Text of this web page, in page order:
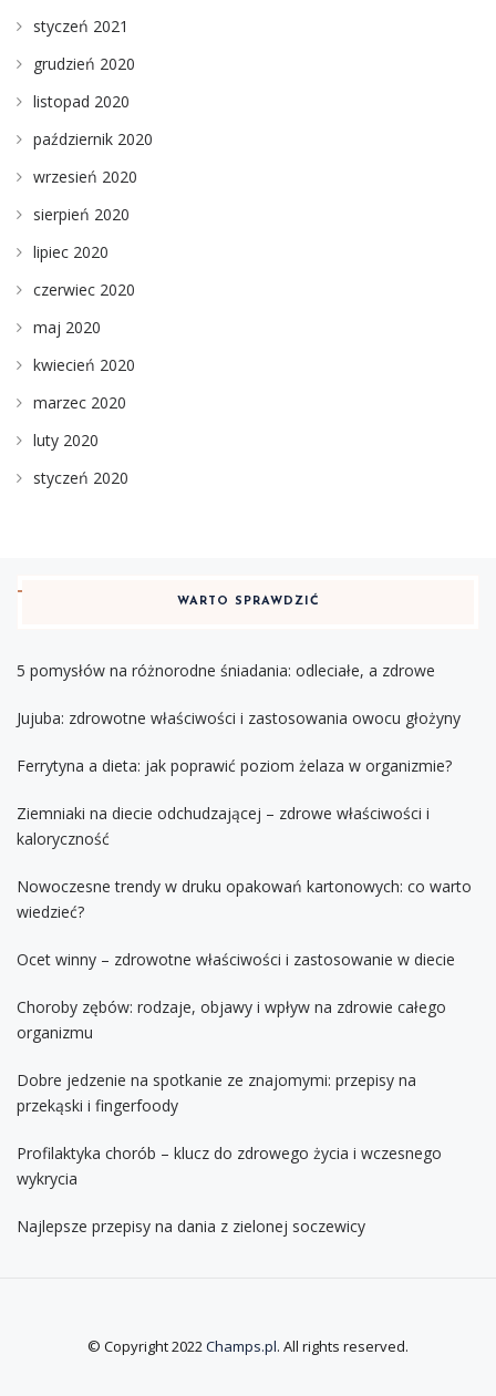
styczeń 2021
grudzień 2020
listopad 2020
październik 2020
wrzesień 2020
sierpień 2020
lipiec 2020
czerwiec 2020
maj 2020
kwiecień 2020
marzec 2020
luty 2020
styczeń 2020
WARTO SPRAWDZIĆ
5 pomysłów na różnorodne śniadania: odleciałe, a zdrowe
Jujuba: zdrowotne właściwości i zastosowania owocu głożyny
Ferrytyna a dieta: jak poprawić poziom żelaza w organizmie?
Ziemniaki na diecie odchudzającej – zdrowe właściwości i
kaloryczność
Nowoczesne trendy w druku opakowań kartonowych: co warto
wiedzieć?
Ocet winny – zdrowotne właściwości i zastosowanie w diecie
Choroby zębów: rodzaje, objawy i wpływ na zdrowie całego
organizmu
Dobre jedzenie na spotkanie ze znajomymi: przepisy na
przekąski i fingerfoody
Profilaktyka chorób – klucz do zdrowego życia i wczesnego
wykrycia
Najlepsze przepisy na dania z zielonej soczewicy
© Copyright 2022Champs.pl. All rights reserved.